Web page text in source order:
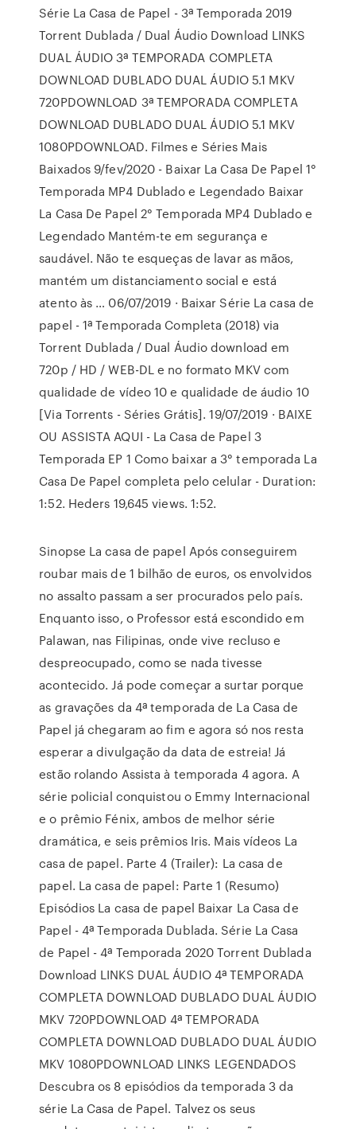
Série La Casa de Papel - 3ª Temporada 2019
Torrent Dublada / Dual Áudio Download LINKS
DUAL ÁUDIO 3ª TEMPORADA COMPLETA
DOWNLOAD DUBLADO DUAL ÁUDIO 5.1 MKV
720PDOWNLOAD 3ª TEMPORADA COMPLETA
DOWNLOAD DUBLADO DUAL ÁUDIO 5.1 MKV
1080PDOWNLOAD. Filmes e Séries Mais
Baixados 9/fev/2020 - Baixar La Casa De Papel 1°
Temporada MP4 Dublado e Legendado Baixar
La Casa De Papel 2° Temporada MP4 Dublado e
Legendado Mantém-te em segurança e
saudável. Não te esqueças de lavar as mãos,
mantém um distanciamento social e está
atento às … 06/07/2019 · Baixar Série La casa de
papel - 1ª Temporada Completa (2018) via
Torrent Dublada / Dual Áudio download em
720p / HD / WEB-DL e no formato MKV com
qualidade de vídeo 10 e qualidade de áudio 10
[Via Torrents - Séries Grátis]. 19/07/2019 · BAIXE
OU ASSISTA AQUI - La Casa de Papel 3
Temporada EP 1 Como baixar a 3° temporada La
Casa De Papel completa pelo celular - Duration:
1:52. Heders 19,645 views. 1:52.
Sinopse La casa de papel Após conseguirem
roubar mais de 1 bilhão de euros, os envolvidos
no assalto passam a ser procurados pelo país.
Enquanto isso, o Professor está escondido em
Palawan, nas Filipinas, onde vive recluso e
despreocupado, como se nada tivesse
acontecido. Já pode começar a surtar porque
as gravações da 4ª temporada de La Casa de
Papel já chegaram ao fim e agora só nos resta
esperar a divulgação da data de estreia! Já
estão rolando Assista à temporada 4 agora. A
série policial conquistou o Emmy Internacional
e o prêmio Fénix, ambos de melhor série
dramática, e seis prêmios Iris. Mais vídeos La
casa de papel. Parte 4 (Trailer): La casa de
papel. La casa de papel: Parte 1 (Resumo)
Episódios La casa de papel Baixar La Casa de
Papel - 4ª Temporada Dublada. Série La Casa
de Papel - 4ª Temporada 2020 Torrent Dublada
Download LINKS DUAL ÁUDIO 4ª TEMPORADA
COMPLETA DOWNLOAD DUBLADO DUAL ÁUDIO
MKV 720PDOWNLOAD 4ª TEMPORADA
COMPLETA DOWNLOAD DUBLADO DUAL ÁUDIO
MKV 1080PDOWNLOAD LINKS LEGENDADOS
Descubra os 8 episódios da temporada 3 da
série La Casa de Papel. Talvez os seus